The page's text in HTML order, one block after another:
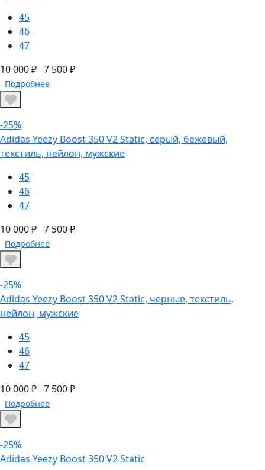
45
46
47
10 000 ₽ 7 500 ₽
Подробнее
-25%
Adidas Yeezy Boost 350 V2 Static, серый, бежевый,
текстиль, нейлон, мужские
45
46
47
10 000 ₽ 7 500 ₽
Подробнее
-25%
Adidas Yeezy Boost 350 V2 Static, черные, текстиль,
нейлон, мужские
45
46
47
10 000 ₽ 7 500 ₽
Подробнее
-25%
Adidas Yeezy Boost 350 V2 Static